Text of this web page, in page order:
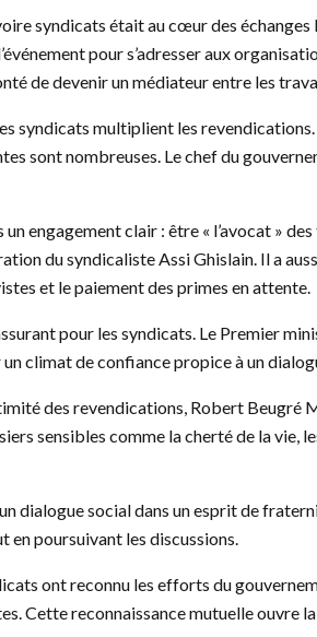
syndicats était au cœur des
pour s’adresser aux
de devenir un médiateur entre les
syndicats multiplient les
sont nombreuses. Le chef du
engagement clair : être « l’avocat »
du syndicaliste Assi Ghislain. Il a
et le paiement des primes en attente.
pour les syndicats. Le Premier
climat de confiance propice à un
des revendications, Robert Beugré
sensibles comme la cherté de la vie,
dialogue social dans un esprit de
en poursuivant les discussions.
ont reconnu les efforts du
Cette reconnaissance mutuelle ouvre